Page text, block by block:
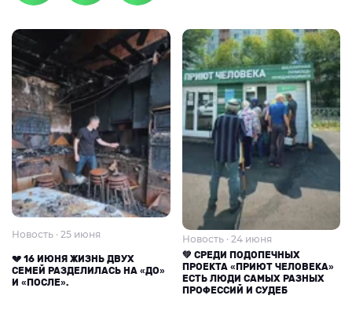
Новость · 25 июня
💔 16 ИЮНЯ ЖИЗНЬ ДВУХ
СЕМЕЙ РАЗДЕЛИЛАСЬ НА «ДО»
И «ПОСЛЕ».
Новость · 24 июня
💚 СРЕДИ ПОДОПЕЧНЫХ
ПРОЕКТА «ПРИЮТ ЧЕЛОВЕКА»
ЕСТЬ ЛЮДИ САМЫХ РАЗНЫХ
ПРОФЕССИЙ И СУДЕБ